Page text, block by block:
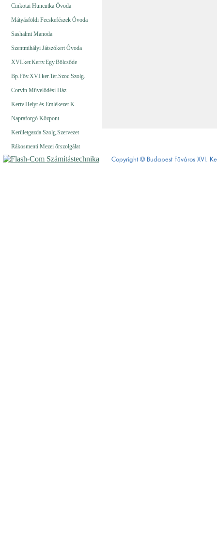
Cinkotai Huncutka Óvoda
Mátyásföldi Fecskefészek Óvoda
Sashalmi Manoda
Szentmihályi Játszókert Óvoda
XVI.ker.Kertv.Egy.Bölcsőde
Bp.Főv.XVI.ker.Ter.Szoc.Szolg.
Corvin Művelődési Ház
Kertv.Helyt.és Emlékezet K.
Napraforgó Központ
Kerületgazda Szolg.Szervezet
Rákosmenti Mezei őrszolgálat
Copyright © Budapest Főváros